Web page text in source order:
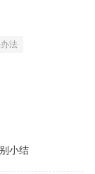
法
小结